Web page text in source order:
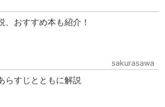
、おすすめ本も紹介！
sakurasawa
らすじとともに解説